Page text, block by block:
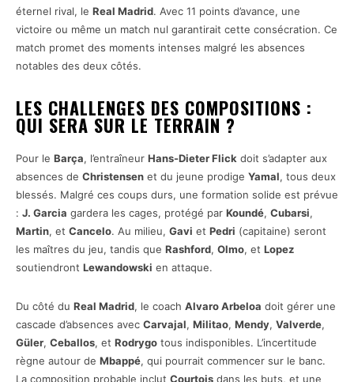
éternel rival, le Real Madrid. Avec 11 points d’avance, une
victoire ou même un match nul garantirait cette consécration. Ce
match promet des moments intenses malgré les absences
notables des deux côtés.
LES CHALLENGES DES COMPOSITIONS :
QUI SERA SUR LE TERRAIN ?
Pour le Barça, l’entraîneur Hans-Dieter Flick doit s’adapter aux
absences de Christensen et du jeune prodige Yamal, tous deux
blessés. Malgré ces coups durs, une formation solide est prévue
: J. Garcia gardera les cages, protégé par Koundé, Cubarsi,
Martin, et Cancelo. Au milieu, Gavi et Pedri (capitaine) seront
les maîtres du jeu, tandis que Rashford, Olmo, et Lopez
soutiendront Lewandowski en attaque.
Du côté du Real Madrid, le coach Alvaro Arbeloa doit gérer une
cascade d’absences avec Carvajal, Militao, Mendy, Valverde,
Güler, Ceballos, et Rodrygo tous indisponibles. L’incertitude
règne autour de Mbappé, qui pourrait commencer sur le banc.
La composition probable inclut Courtois dans les buts, et une